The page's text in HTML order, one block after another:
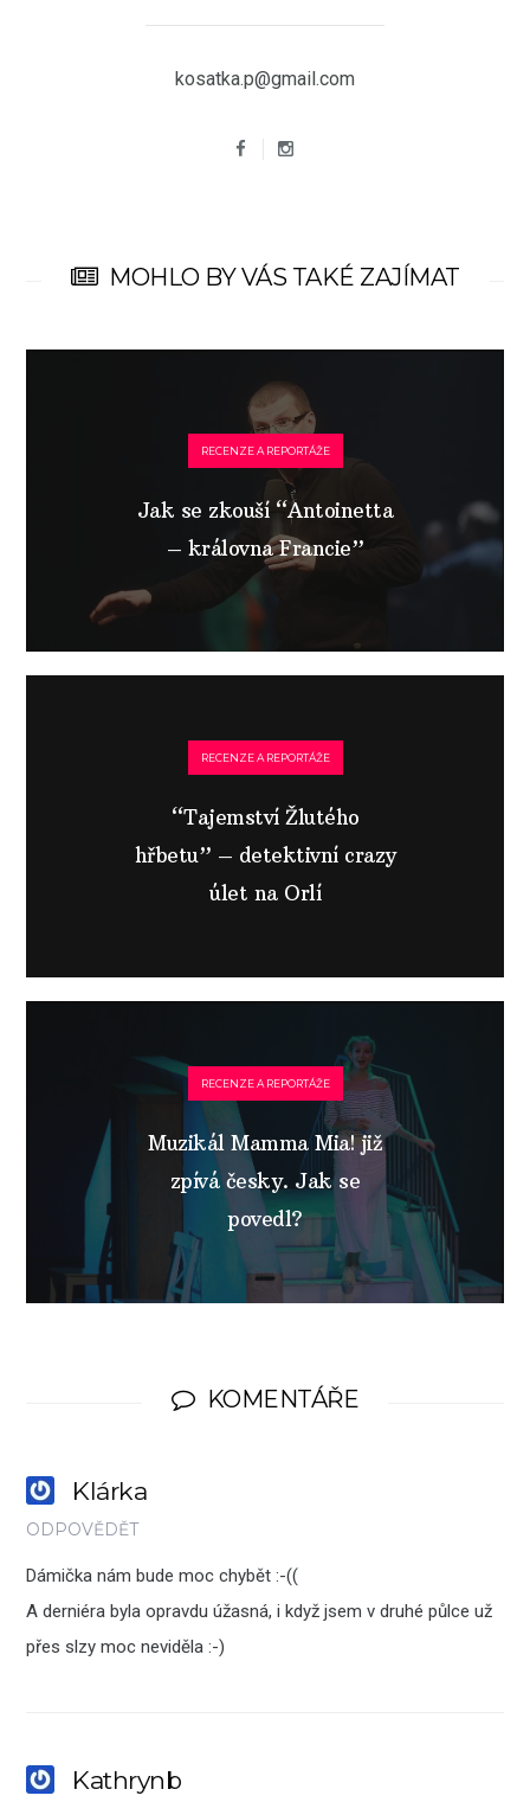
kosatka.p@gmail.com
MOHLO BY VÁS TAKÉ ZAJÍMAT
RECENZE A REPORTÁŽE
Jak se zkouší “Antoinetta
– královna Francie”
RECENZE A REPORTÁŽE
“Tajemství Žlutého
hřbetu” – detektivní crazy
úlet na Orlí
RECENZE A REPORTÁŽE
Muzikál Mamma Mia! již
zpívá česky. Jak se
povedl?
KOMENTÁŘE
Klárka
ODPOVĚDĚT
Dámička nám bude moc chybět :-((
A derniéra byla opravdu úžasná, i když jsem v druhé půlce už
přes slzy moc neviděla :-)
Kathrynb